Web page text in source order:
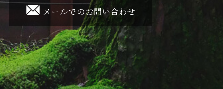
メールでのお問い合わせ